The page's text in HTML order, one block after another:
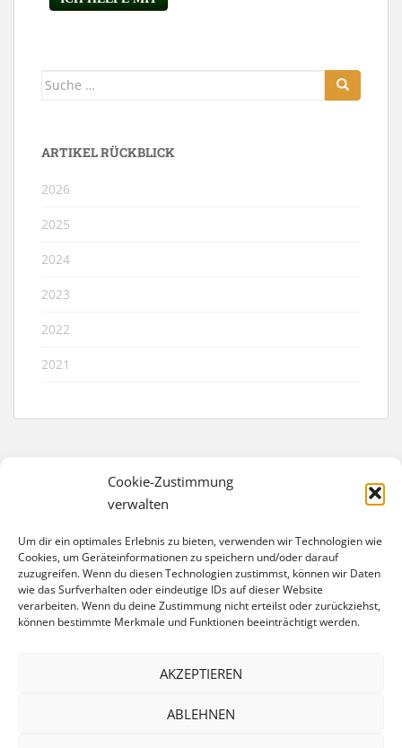
Cookie-Zustimmung
verwalten
Um dir ein optimales Erlebnis zu bieten, verwenden wir Technologien wie
Cookies, um Geräteinformationen zu speichern und/oder darauf
zuzugreifen. Wenn du diesen Technologien zustimmst, können wir Daten
wie das Surfverhalten oder eindeutige IDs auf dieser Website
verarbeiten. Wenn du deine Zustimmung nicht erteilst oder zurückziehst,
können bestimmte Merkmale und Funktionen beeinträchtigt werden.
AKZEPTIEREN
ABLEHNEN
Suche
ARTIKEL RÜCKBLICK
2026
2025
2024
2023
2022
2021
Förderverein Trelleborg-Schule e. V.
Eschengraben 40
13189 Berlin
Bankverbindung: